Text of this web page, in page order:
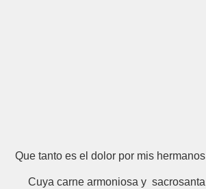
Que tanto es el dolor por mis hermanos
carne armoniosa y sacrosanta